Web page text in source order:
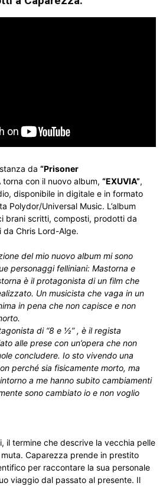
da “Prisoner
torna con il nuovo album, “EXUVIA”,
disponibile in digitale e in formato
Polydor/Universal Music. L’album
brani scritti, composti, prodotti da
Chris Lord-Alge.
del mio nuovo album mi sono
personaggi felliniani: Mastorna e
è il protagonista di un film che
Un musicista che vaga in un
in pena che non capisce e non
di “8 e ½” , è il regista
alle prese con un’opera che non
concludere. Io sto vivendo una
perché sia fisicamente morto, ma
a me hanno subito cambiamenti
sono cambiato io e non voglio
il termine che descrive la vecchia pelle
Caparezza prende in prestito
per raccontare la sua personale
viaggio dal passato al presente. Il